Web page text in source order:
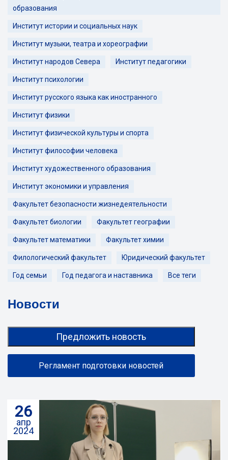
образования
Институт истории и социальных наук
Институт музыки, театра и хореографии
Институт народов Севера Институт педагогики
Институт психологии
Институт русского языка как иностранного
Институт физики
Институт физической культуры и спорта
Институт философии человека
Институт художественного образования
Институт экономики и управления
Факультет безопасности жизнедеятельности
Факультет биологии Факультет географии
Факультет математики Факультет химии
Филологический факультет Юридический факультет
Год семьи Год педагога и наставника Все теги
Новости
26
апр
2024
Предложить новость
Регламент подготовки новостей